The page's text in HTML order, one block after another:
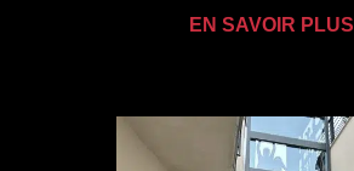
EN SAVOIR PLUS